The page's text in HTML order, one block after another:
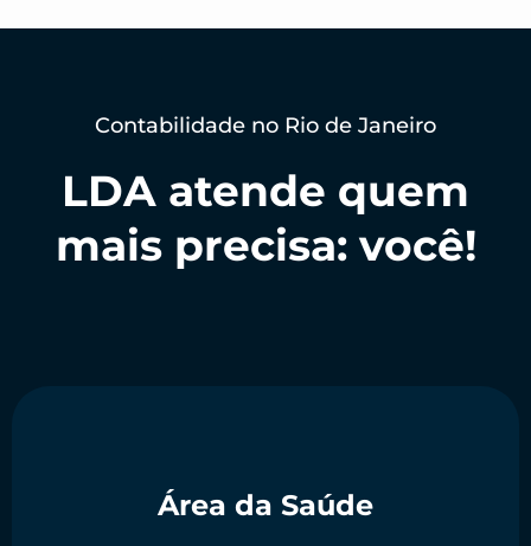
Contabilidade no Rio de Janeiro
LDA atende quem
mais precisa: você!
Área da Saúde